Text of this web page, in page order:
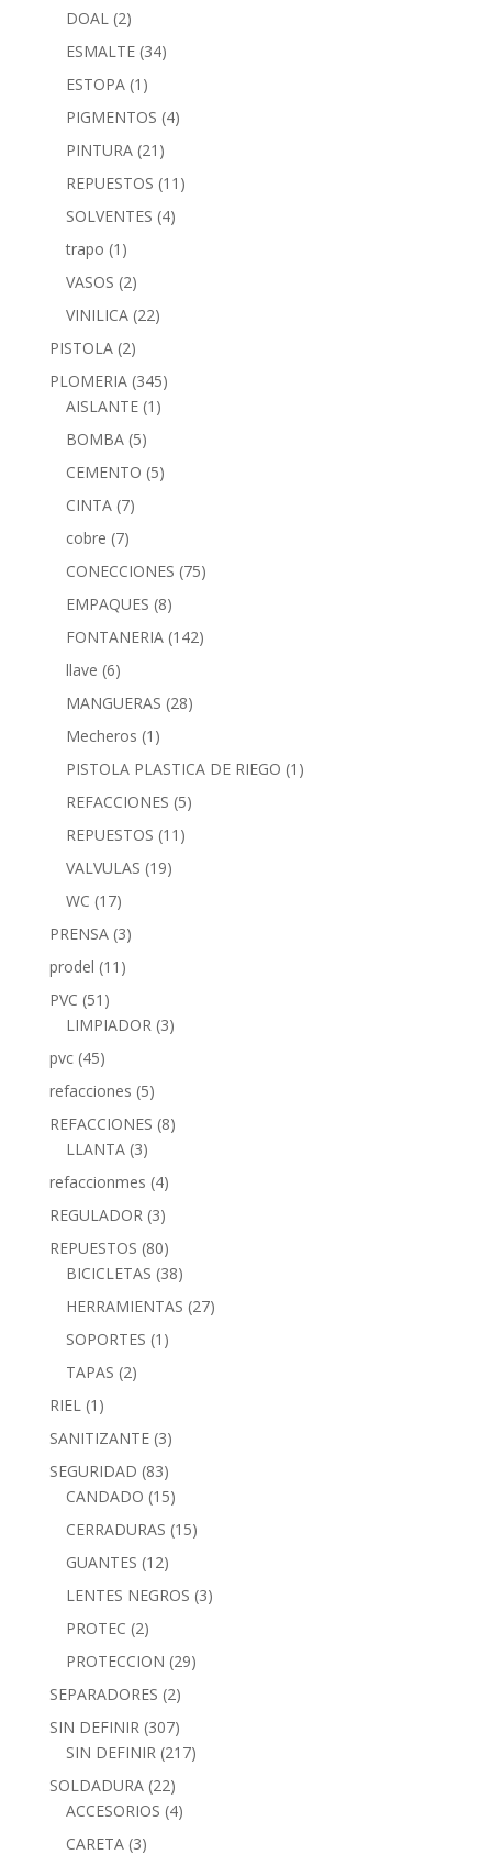
DOAL (2)
ESMALTE (34)
ESTOPA (1)
PIGMENTOS (4)
PINTURA (21)
REPUESTOS (11)
SOLVENTES (4)
trapo (1)
VASOS (2)
VINILICA (22)
PISTOLA (2)
PLOMERIA (345)
AISLANTE (1)
BOMBA (5)
CEMENTO (5)
CINTA (7)
cobre (7)
CONECCIONES (75)
EMPAQUES (8)
FONTANERIA (142)
llave (6)
MANGUERAS (28)
Mecheros (1)
PISTOLA PLASTICA DE RIEGO (1)
REFACCIONES (5)
REPUESTOS (11)
VALVULAS (19)
WC (17)
PRENSA (3)
prodel (11)
PVC (51)
LIMPIADOR (3)
pvc (45)
refacciones (5)
REFACCIONES (8)
LLANTA (3)
refaccionmes (4)
REGULADOR (3)
REPUESTOS (80)
BICICLETAS (38)
HERRAMIENTAS (27)
SOPORTES (1)
TAPAS (2)
RIEL (1)
SANITIZANTE (3)
SEGURIDAD (83)
CANDADO (15)
CERRADURAS (15)
GUANTES (12)
LENTES NEGROS (3)
PROTEC (2)
PROTECCION (29)
SEPARADORES (2)
SIN DEFINIR (307)
SIN DEFINIR (217)
SOLDADURA (22)
ACCESORIOS (4)
CARETA (3)